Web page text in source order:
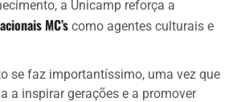
a Unicamp reforça a
MC’s como agentes culturais e
se faz importantíssimo, uma vez que
a inspirar gerações e a promover